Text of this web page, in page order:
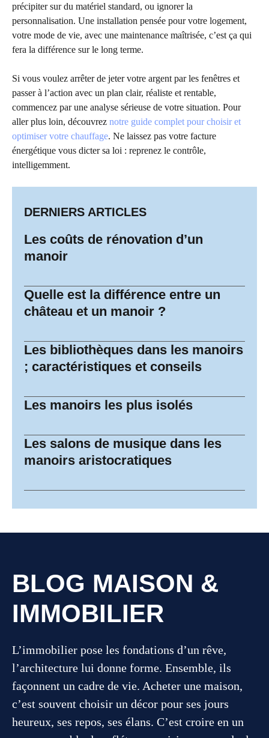
précipiter sur du matériel standard, ou ignorer la
personnalisation. Une installation pensée pour votre logement,
votre mode de vie, avec une maintenance maîtrisée, c’est ça qui
fera la différence sur le long terme.
Si vous voulez arrêter de jeter votre argent par les fenêtres et
passer à l’action avec un plan clair, réaliste et rentable,
commencez par une analyse sérieuse de votre situation. Pour
aller plus loin, découvrez notre guide complet pour choisir et
optimiser votre chauffage. Ne laissez pas votre facture
énergétique vous dicter sa loi : reprenez le contrôle,
intelligemment.
DERNIERS ARTICLES
Les coûts de rénovation d’un
manoir
Quelle est la différence entre un
château et un manoir ?
Les bibliothèques dans les manoirs
; caractéristiques et conseils
Les manoirs les plus isolés
Les salons de musique dans les
manoirs aristocratiques
BLOG MAISON &
IMMOBILIER
L’immobilier pose les fondations d’un rêve,
l’architecture lui donne forme. Ensemble, ils
façonnent un cadre de vie. Acheter une maison,
c’est souvent choisir un décor pour ses jours
heureux, ses repos, ses élans. C’est croire en un